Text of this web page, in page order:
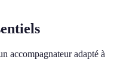
accompagnateur adapté à